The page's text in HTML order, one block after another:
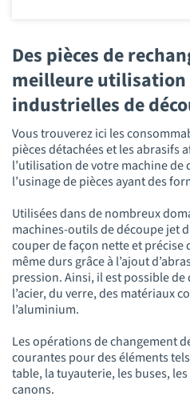
Des pièces de
meilleure utilisation
industrielles de
Vous trouverez ici les
pièces détachées et les abrasifs
l’utilisation de votre machine de
l’usinage de pièces ayant des
Utilisées dans de nombreux
machines-outils de découpe jet
couper de façon nette et
même durs grâce à l’ajout
pression. Ainsi, il est possible
l’acier, du verre, des matériaux
l’aluminium.
Les opérations de changement
courantes pour des éléments
table, la tuyauterie, les buses,
canons.